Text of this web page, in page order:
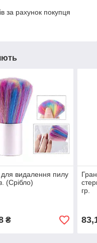
за рахунок покупця
для видалення пилу
(Срібло)
₴
гр.